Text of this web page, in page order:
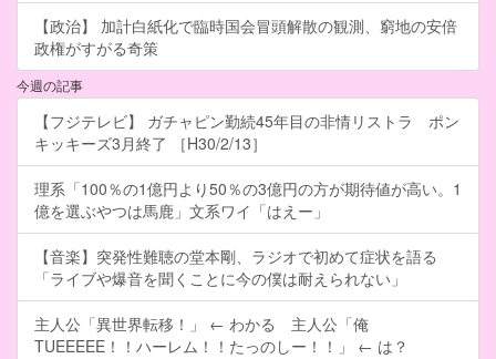
【政治】 加計白紙化で臨時国会冒頭解散の観測、窮地の安倍
政権がすがる奇策
今週の記事
【フジテレビ】 ガチャピン勤続45年目の非情リストラ ポン
キッキーズ3月終了 ［H30/2/13］
理系「100％の1億円より50％の3億円の方が期待値が高い。1
億を選ぶやつは馬鹿」文系ワイ「はえー」
【音楽】突発性難聴の堂本剛、ラジオで初めて症状を語る
「ライブや爆音を聞くことに今の僕は耐えられない」
主人公「異世界転移！」 ← わかる 主人公「俺
TUEEEEE！！ハーレム！！たっのしー！！」 ← は？